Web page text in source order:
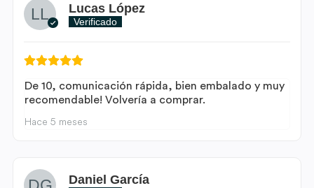
Lucas López
Verificado
De 10, comunicación rápida, bien embalado y muy
recomendable! Volvería a comprar.
Hace 5 meses
Daniel García